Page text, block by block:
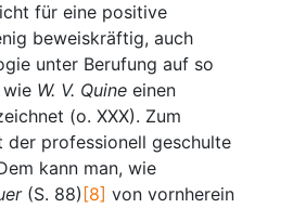
für eine positive
beweiskräftig, auch
unter Berufung auf so
W. V. Quine einen
(o. XXX). Zum
professionell geschulte
kann man, wie
(S. 88) [8] von vornherein